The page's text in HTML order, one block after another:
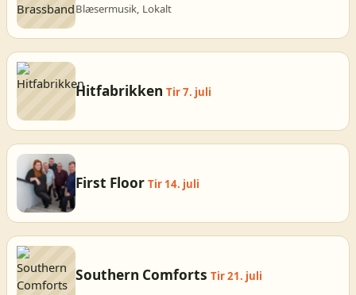
Blæsermusik, Lokalt
Hitfabrikken Tir 7. juli
First Floor Tir 14. juli
Southern Comforts Tir 21. juli